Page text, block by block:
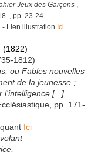
Jeux des Garçons ,
pp. 23-24
- Lien illustration Ici
(1822)
1812)
ou Fables nouvelles
de la jeunesse ;
l'intelligence [...],
pp. 171-
Ici